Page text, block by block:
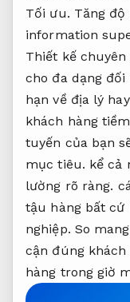
Tối ưu. Tăng
information
Thiết kế chuyên
cho đa dạng
hạn về địa lý
khách hàng
tuyến của bạn
mục tiêu. kể cả
lường rõ ràng.
tậu hàng bất cứ
nghiệp. So
cận đúng khách
hàng trong giờ